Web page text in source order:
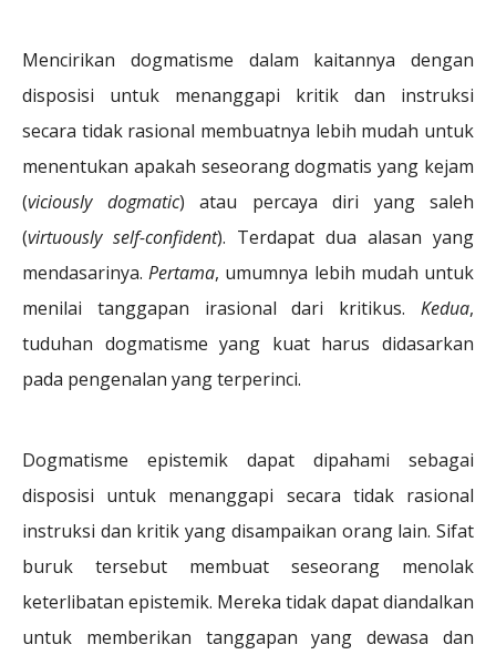
Mencirikan dogmatisme dalam kaitannya dengan
disposisi untuk menanggapi kritik dan instruksi
secara tidak rasional membuatnya lebih mudah untuk
menentukan apakah seseorang dogmatis yang kejam
(viciously dogmatic) atau percaya diri yang saleh
(virtuously self-confident). Terdapat dua alasan yang
mendasarinya.Pertama, umumnya lebih mudah untuk
menilai tanggapan irasional dari kritikus. Kedua,
tuduhan dogmatisme yang kuat harus didasarkan
pada pengenalan yang terperinci.
Dogmatisme epistemik dapat dipahami sebagai
disposisi untuk menanggapi secara tidak rasional
instruksi dan kritik yang disampaikan orang lain. Sifat
buruk tersebut membuat seseorang menolak
keterlibatan epistemik. Mereka tidak dapat diandalkan
untuk memberikan tanggapan yang dewasa dan